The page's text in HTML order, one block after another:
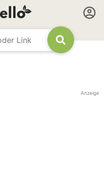
Anzeige